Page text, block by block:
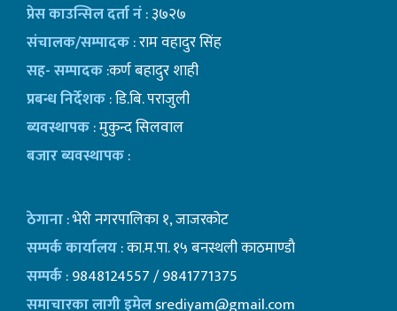
प्रेस काउन्सिल दर्ता नं: ३७२७
संचालक/सम्पादक: राम वहादुर सिंह
सह- सम्पादक:कर्ण बहादुर शाही
प्रबन्ध निर्देशक: डि.बि. पराजुली
ब्यवस्थापक: मुकुन्द सिलवाल
बजार ब्यवस्थापक:
ठेगाना: भेरी नगरपालिका १, जाजरकोट
सम्पर्क कार्यालय: का.म.पा. १५ बनस्थली काठमाण्डाै
सम्पर्क: 9848124557 / 9841771375
समाचारका लागी इमेलsrediyam@gmail.com